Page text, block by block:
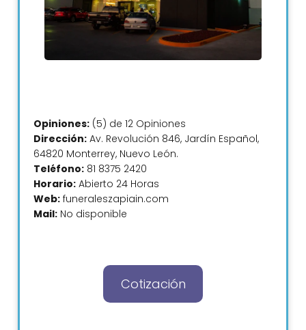
Opiniones: (5) de 12 Opiniones
Dirección: Av. Revolución 846, Jardín Español,
64820 Monterrey, Nuevo León.
Teléfono: 81 8375 2420
Horario: Abierto 24 Horas
Web: funeraleszapiain.com
Mail: No disponible
Cotización